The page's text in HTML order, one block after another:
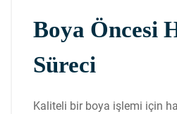
Boya Öncesi
Süreci
Kaliteli bir boya işlemi için